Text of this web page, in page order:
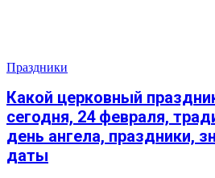
Праздники
Какой церковный
сегодня, 24 февраля,
день ангела, праздники,
даты